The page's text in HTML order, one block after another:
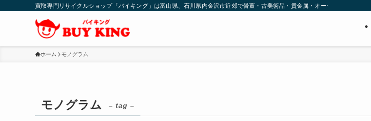
買取専門リサイクルショップ「バイキング」は富山県、石川県内金沢市近郊で骨董・古美術品・貴金属・オーディオなど
ホーム モノグラム
モノグラム – tag –